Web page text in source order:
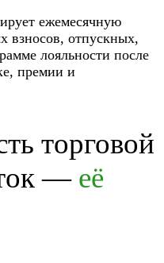
ежемесячную
взносов, отпускных,
лояльности после
премии и
торговой
— её